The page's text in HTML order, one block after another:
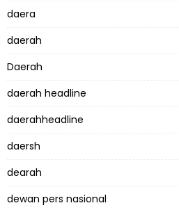
daera
daerah
Daerah
daerah headline
daerahheadline
daersh
dearah
dewan pers nasional